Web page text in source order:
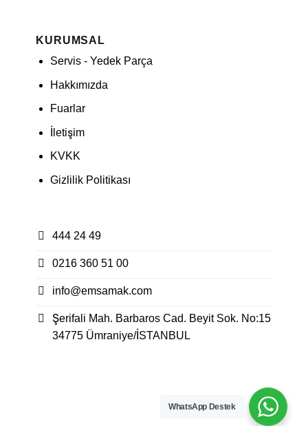
KURUMSAL
Servis - Yedek Parça
Hakkımızda
Fuarlar
İletişim
KVKK
Gizlilik Politikası
444 24 49
0216 360 51 00
info@emsamak.com
Şerifali Mah. Barbaros Cad. Beyit Sok. No:15
34775 Ümraniye/İSTANBUL
WhatsApp Destek